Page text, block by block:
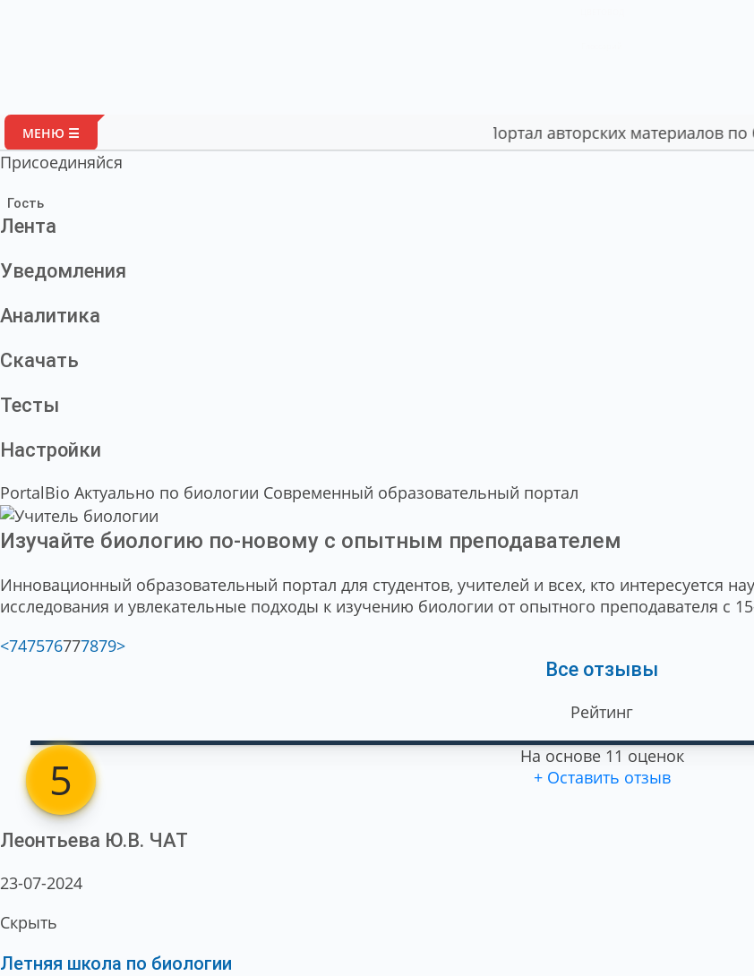
МЕНЮ ☰
Портал авторских материалов по
Присоединяйся
Гость
Лента
Уведомления
Аналитика
Скачать
Тесты
Настройки
PortalBio Актуально по биологии Современный образовательный портал
Изучайте биологию по-новому с опытным преподавателем
Инновационный образовательный портал для студентов, учителей и всех, кто интересуется
исследования и увлекательные подходы к изучению биологии от опытного преподавателя с
<747576777879>
Все отзывы
Рейтинг
5
На основе 11 оценок
+ Оставить отзыв
Леонтьева Ю.В. ЧАТ
23-07-2024
Скрыть
Летняя школа по биологии